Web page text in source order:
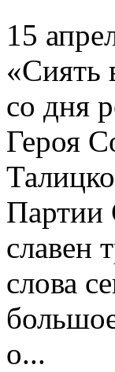
15
«Сиять
со дня
Героя
Партии
славен
слова
о...